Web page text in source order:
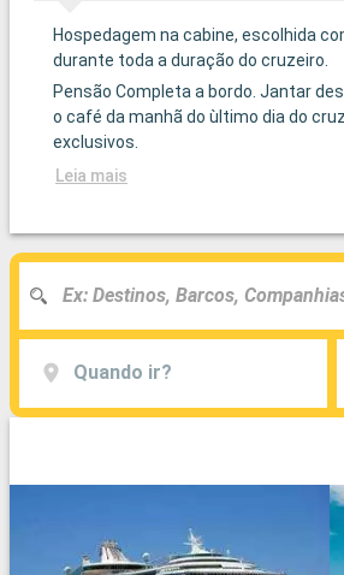
Hospedagem na cabine, escolhida
durante toda a duração do cruzeiro.
Pensão Completa a bordo. Jantar
o café da manhã do ùltimo dia do
exclusivos.
Leia mais
Quando ir?